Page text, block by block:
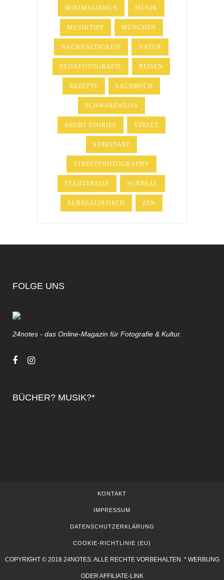
MINIMALISMUS MUSIK
MUSIKTIPP MÜNCHEN
NACHHALTIGKEIT NATUR
REISEFOTOGRAFIE REISEN
REZEPTE SACHBUCH
SCHWARZWEISS
SHORT STORIES STREET
STREETART
STREETPHOTOGRAPHY
STÄDTEREISE SURREAL
SURREALISTISCH ZEN
FOLGE UNS
24notes - das Online-Magazin für Fotografie & Kultur.
BÜCHER? MUSIK?*
KONTAKT
IMPRESSUM
DATENSCHUTZERKLÄRUNG
COOKIE-RICHTLINIE (EU)
COPYRIGHT © 2018 24NOTES. ALLE RECHTE VORBEHALTEN. * WERBUNG
ODER AFFILIATE-LINK